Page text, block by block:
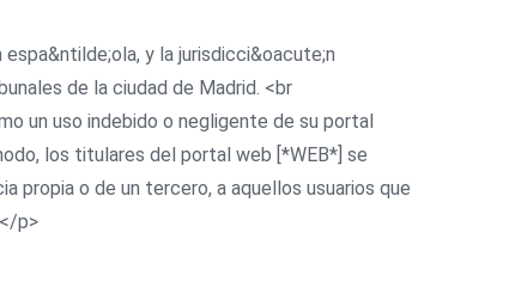
y la jurisdicci&oacute;n
de la ciudad de Madrid. <br
un uso indebido o negligente de su portal
los titulares del portal web [*WEB*] se
propia o de un tercero, a aquellos usuarios que
p>